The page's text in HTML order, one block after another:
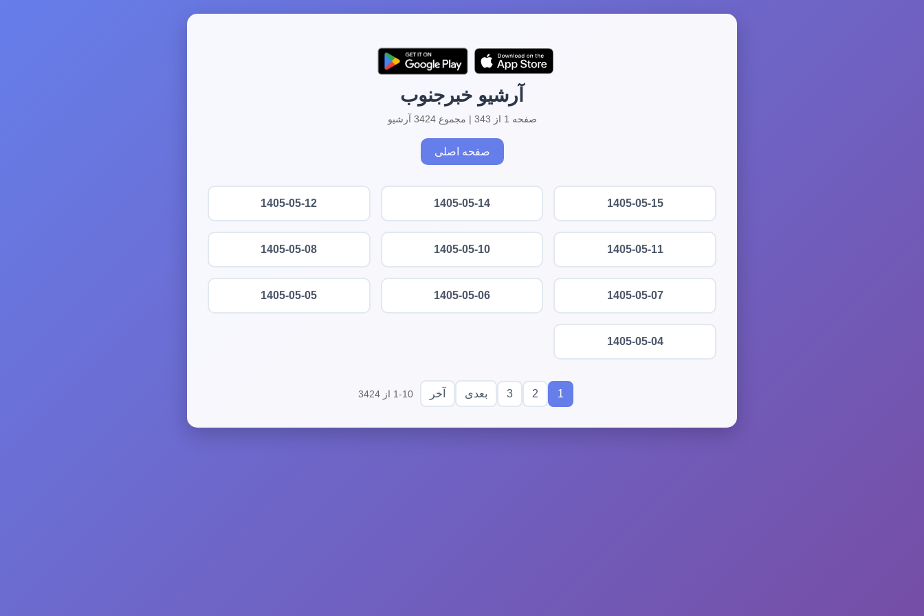
آرشیو خبرجنوب
صفحه 1 از 343 | مجموع 3424 آرشیو
صفحه اصلی
1405-05-15
1405-05-14
1405-05-12
1405-05-11
1405-05-10
1405-05-08
1405-05-07
1405-05-06
1405-05-05
1405-05-04
1
2
3 بعدی آخر 1-10 از 3424